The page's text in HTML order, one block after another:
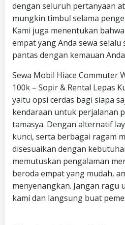
dengan seluruh pertanyaan
mungkin timbul selama
Kami juga menentukan
empat yang Anda sewa
pantas dengan kemauan
Sewa Mobil Hiace Commuter
100k – Sopir & Rental Lepas
yaitu opsi cerdas bagi siapa
kendaraan untuk perjalanan
tamasya. Dengan alternatif
kunci, serta berbagai ragam
disesuaikan dengan
memutuskan pengalaman
beroda empat yang mudah,
menyenangkan. Jangan ragu
kami dan langsung buat